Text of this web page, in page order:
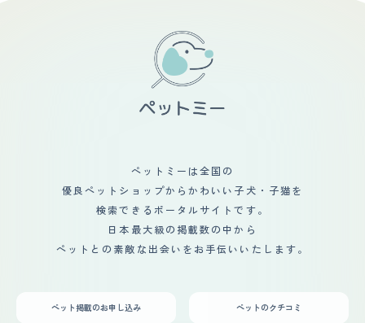
ペットミーは全国の
優良ペットショップからかわいい子犬・子猫を
検索できるポータルサイトです。
日本最大級の掲載数の中から
ペットとの素敵な出会いをお手伝いいたします。
ペット掲載のお申し込み ペットのクチコミ